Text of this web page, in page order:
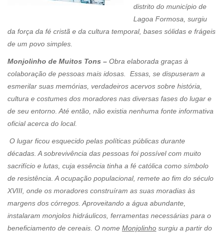
distrito do município de
Lagoa Formosa, surgiu
da força da fé cristã e da cultura temporal, bases sólidas e frágeis
de um povo simples.
Monjolinho de Muitos Tons – Obra elaborada graças à
colaboração de pessoas mais idosas. Essas, se dispuseram a
esmerilar suas memórias, verdadeiros acervos sobre história,
cultura e costumes dos moradores nas diversas fases do lugar e
de seu entorno. Até então, não existia nenhuma fonte informativa
oficial acerca do local.
O lugar ficou esquecido pelas políticas públicas durante
décadas. A sobrevivência das pessoas foi possível com muito
sacrifício e lutas, cuja essência tinha a fé católica como símbolo
de resistência. A ocupação populacional, remete ao fim do século
XVIII, onde os moradores construíram as suas moradias às
margens dos córregos. Aproveitando a água abundante,
instalaram monjolos hidráulicos, ferramentas necessárias para o
beneficiamento de cereais. O nome Monjolinho surgiu a partir do